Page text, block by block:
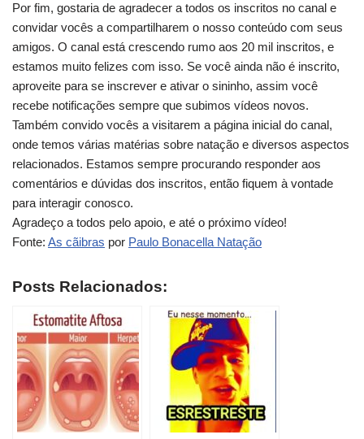
Por fim, gostaria de agradecer a todos os inscritos no canal e
convidar vocês a compartilharem o nosso conteúdo com seus
amigos. O canal está crescendo rumo aos 20 mil inscritos, e
estamos muito felizes com isso. Se você ainda não é inscrito,
aproveite para se inscrever e ativar o sininho, assim você
recebe notificações sempre que subimos vídeos novos.
Também convido vocês a visitarem a página inicial do canal,
onde temos várias matérias sobre natação e diversos aspectos
relacionados. Estamos sempre procurando responder aos
comentários e dúvidas dos inscritos, então fiquem à vontade
para interagir conosco.
Agradeço a todos pelo apoio, e até o próximo vídeo!
Fonte: As cãibras por Paulo Bonacella Natação
Posts Relacionados: